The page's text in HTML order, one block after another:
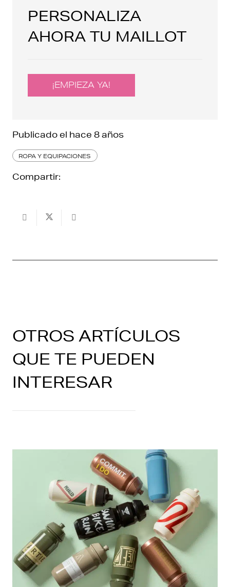
PERSONALIZA
AHORA TU MAILLOT
¡EMPIEZA YA!
Publicado el hace 8 años
ROPA Y EQUIPACIONES
Compartir:
OTROS ARTÍCULOS
QUE TE PUEDEN
INTERESAR